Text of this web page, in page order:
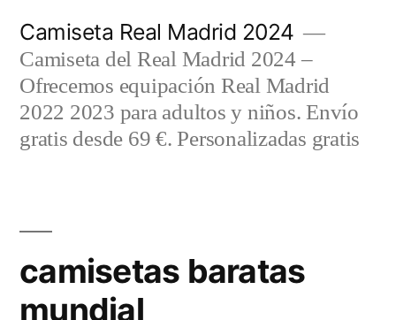
contenido
Camiseta Real Madrid 2024
Camiseta del Real Madrid 2024 –
Ofrecemos equipación Real Madrid
2022 2023 para adultos y niños. Envío
gratis desde 69 €. Personalizadas gratis
camisetas baratas
mundial